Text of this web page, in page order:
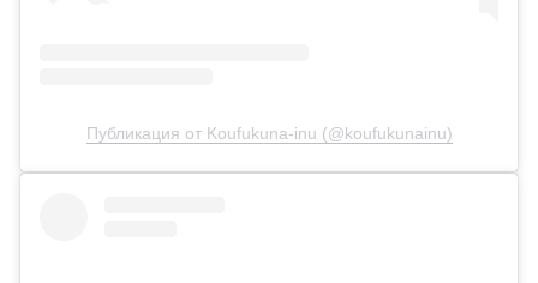
Публикация от Koufukuna-inu (@koufukunainu)